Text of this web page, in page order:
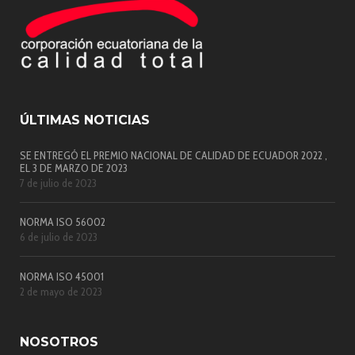
ÚLTIMAS NOTICIAS
SE ENTREGÓ EL PREMIO NACIONAL DE CALIDAD DE ECUADOR 2022 ,
EL 3 DE MARZO DE 2023
7 de julio de 2023
NORMA ISO 56002
6 de julio de 2023
NORMA ISO 45001
2 de mayo de 2023
NOSOTROS